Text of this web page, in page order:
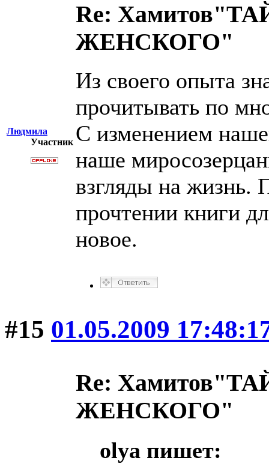
Людмила
Участник
Re:
ЖЕНСКОГО"
Из своего опыта
прочитывать по
С изменением
наше
взгляды на жизнь.
прочтении книги
новое.
#15 01.05.2009
Re:
ЖЕНСКОГО"
olya пишет: